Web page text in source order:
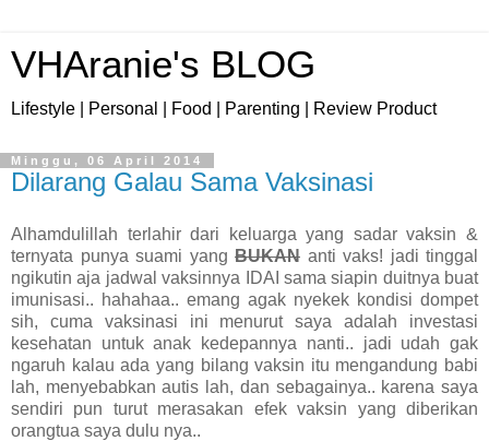
VHAranie's BLOG
Lifestyle | Personal | Food | Parenting | Review Product
Minggu, 06 April 2014
Dilarang Galau Sama Vaksinasi
Alhamdulillah terlahir dari keluarga yang sadar vaksin &
ternyata punya suami yang BUKAN anti vaks! jadi tinggal
ngikutin aja jadwal vaksinnya IDAI sama siapin duitnya buat
imunisasi.. hahahaa.. emang agak nyekek kondisi dompet
sih, cuma vaksinasi ini menurut saya adalah investasi
kesehatan untuk anak kedepannya nanti.. jadi udah gak
ngaruh kalau ada yang bilang vaksin itu mengandung babi
lah, menyebabkan autis lah, dan sebagainya.. karena saya
sendiri pun turut merasakan efek vaksin yang diberikan
orangtua saya dulu nya..